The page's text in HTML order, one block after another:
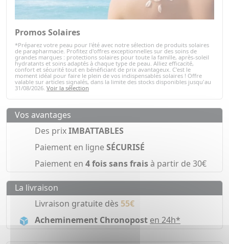
Promos Solaires
*Préparez votre peau pour l'été avec notre sélection de produits solaires
de parapharmacie. Profitez d'offres exceptionnelles sur des soins de
grandes marques : protections solaires pour toute la famille, après-soleil
hydratants et soins adaptés à chaque type de peau. Alliez efficacité,
confort et sécurité tout en bénéficiant de prix avantageux. C'est le
moment idéal pour faire le plein de vos indispensables solaires ! Offre
valable sur articles signalés, dans la limite des stocks disponibles jusqu'au
31/08/2026. Voir la sélection
Vos avantages
Des prixIMBATTABLES
Paiement en ligneSÉCURISÉ
Paiement en 4 fois sans fraisà partir de 30€
La livraison
Livraison gratuite dès 55€
Acheminement Chronopost en 24h*